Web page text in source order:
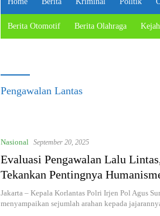
Berita Otomotif Berita Olahraga
Pengawalan Lantas
Nasional September 20, 2025
Evaluasi Pengawalan Lalu
Tekankan Pentingnya
Jakarta – Kepala Korlantas Polri Irjen Pol Agus
menyampaikan sejumlah arahan kepada